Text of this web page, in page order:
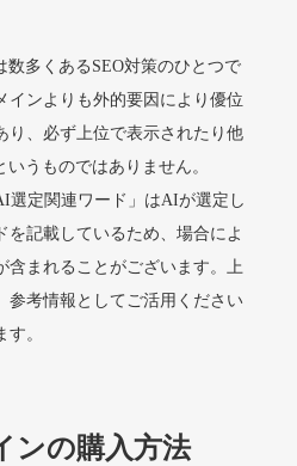
細を見る
細を見る
1202 ドメイン年齢1年
多くあるSEO対策のひとつで
インよりも外的要因により優位
り、必ず上位で表示されたり他
うものではありません。
定関連ワード」はAIが選定し
を記載しているため、場合によ
含まれることがございます。上
参考情報としてご活用ください
。
ンの購入方法